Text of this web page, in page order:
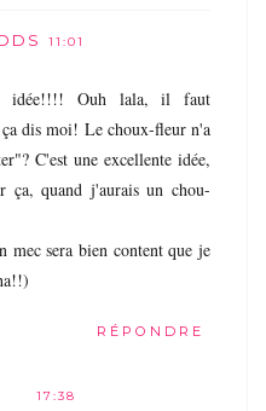
11:01
idée!!!! Ouh lala, il faut
ça dis moi! Le choux-fleur n'a
C'est une excellente idée,
ça, quand j'aurais un chou-
mec sera bien content que je
RÉPONDRE
17:38